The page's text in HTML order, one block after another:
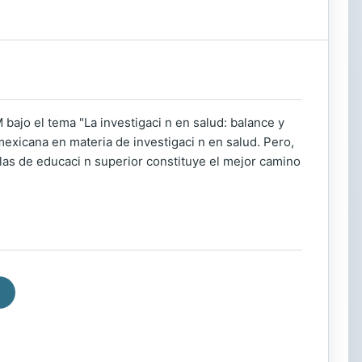
el tema "La investigaci n en salud: balance y
en materia de investigaci n en salud. Pero,
de educaci n superior constituye el mejor camino